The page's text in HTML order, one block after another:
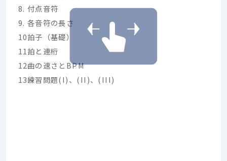
付点音符
各音符の長さ
拍子（基礎）
拍と連桁
曲の速さとBPM
練習問題(I)、(II)、(III)